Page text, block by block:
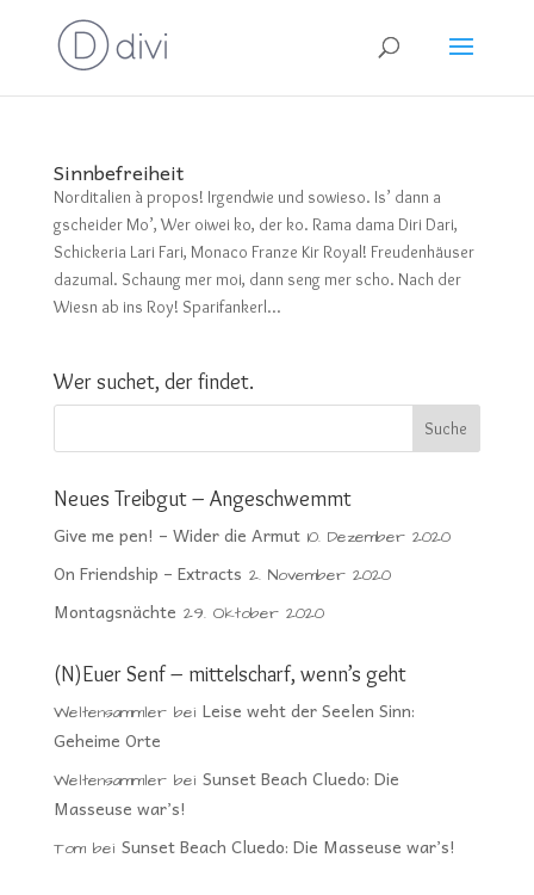
Sinnbefreiheit
Norditalien à propos! Irgendwie und sowieso. Is’ dann a
gscheider Mo’, Wer oiwei ko, der ko. Rama dama Diri Dari,
Schickeria Lari Fari, Monaco Franze Kir Royal! Freudenhäuser
dazumal. Schaung mer moi, dann seng mer scho. Nach der
Wiesn ab ins Roy! Sparifankerl...
Wer suchet, der findet.
Neues Treibgut – Angeschwemmt
Give me pen! – Wider die Armut 10. Dezember 2020
On Friendship – Extracts 2. November 2020
Montagsnächte 29. Oktober 2020
(N)Euer Senf – mittelscharf, wenn’s geht
Weltensammlerbei Leise weht der Seelen Sinn:
Geheime Orte
Weltensammlerbei Sunset Beach Cluedo: Die
Masseuse war’s!
Tombei Sunset Beach Cluedo: Die Masseuse war’s!